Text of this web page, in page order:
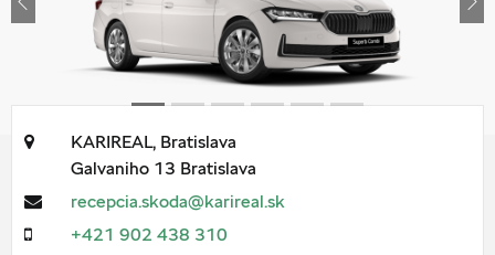
Previous
KARIREAL, Bratislava
Galvaniho 13 Bratislava
recepcia.skoda@karireal.sk
+421 902 438 310